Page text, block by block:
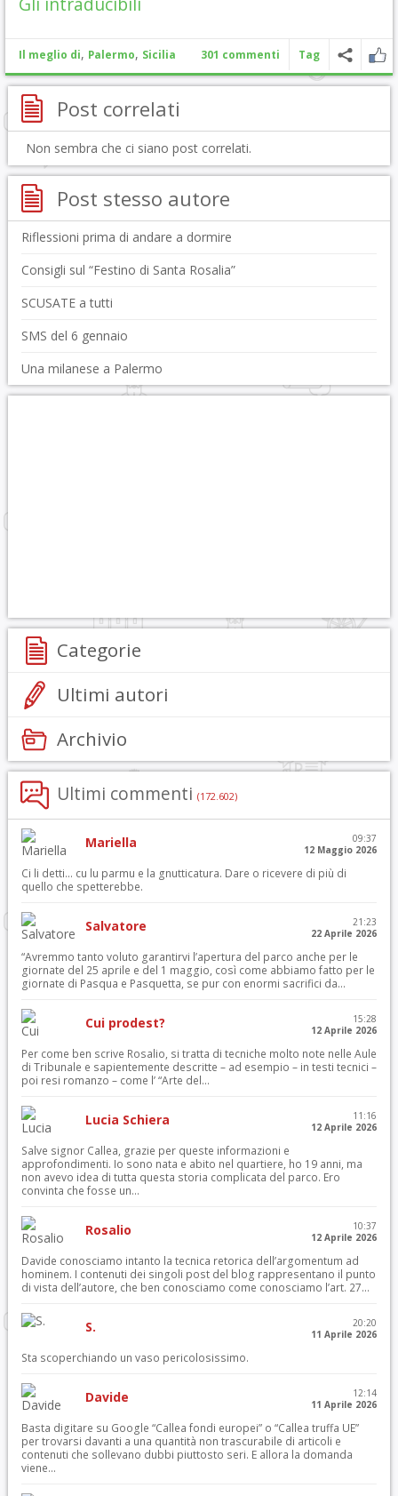
Il meglio di, Palermo, Sicilia 301 commenti Tag
Post correlati
Non sembra che ci siano post correlati.
Post stesso autore
Riflessioni prima di andare a dormire
Consigli sul “Festino di Santa Rosalia”
SCUSATE a tutti
SMS del 6 gennaio
Una milanese a Palermo
Categorie
Ultimi autori
Archivio
Ultimi commenti (172.602)
Mariella
09:37
12 Maggio 2026
Ci li detti… cu lu parmu e la gnutticatura. Dare o ricevere di più di
quello che spetterebbe.
Salvatore
21:23
22 Aprile 2026
“Avremmo tanto voluto garantirvi l’apertura del parco anche per le
giornate del 25 aprile e del 1 maggio, così come abbiamo fatto per le
giornate di Pasqua e Pasquetta, se pur con enormi sacrifici da...
Cui prodest?
15:28
12 Aprile 2026
Per come ben scrive Rosalio, si tratta di tecniche molto note nelle Aule
di Tribunale e sapientemente descritte – ad esempio – in testi tecnici –
poi resi romanzo – come l’ “Arte del...
Lucia Schiera
11:16
12 Aprile 2026
Salve signor Callea, grazie per queste informazioni e
approfondimenti. Io sono nata e abito nel quartiere, ho 19 anni, ma
non avevo idea di tutta questa storia complicata del parco. Ero
convinta che fosse un...
Rosalio
10:37
12 Aprile 2026
Davide conosciamo intanto la tecnica retorica dell’argomentum ad
hominem. I contenuti dei singoli post del blog rappresentano il punto
di vista dell’autore, che ben conosciamo come conosciamo l’art. 27...
S.
20:20
11 Aprile 2026
Sta scoperchiando un vaso pericolosissimo.
Davide
12:14
11 Aprile 2026
Basta digitare su Google “Callea fondi europei” o “Callea truffa UE”
per trovarsi davanti a una quantità non trascurabile di articoli e
contenuti che sollevano dubbi piuttosto seri. E allora la domanda
viene...